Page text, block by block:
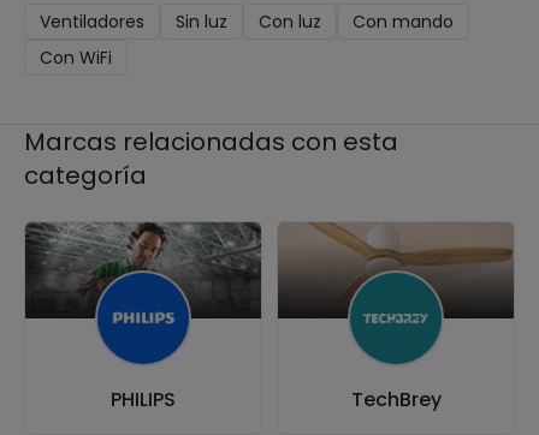
Ventiladores Sin luz Con luz
Con mando
Con WiFi
Marcas relacionadas con esta
categoría
PHILIPS TechBrey